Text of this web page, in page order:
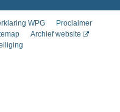
WPG
Proclaimer
Archief website